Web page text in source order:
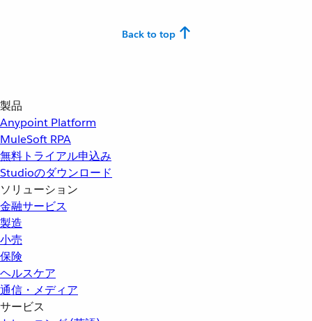
Back to top
製品
Anypoint Platform
MuleSoft RPA
無料トライアル申込み
Studioのダウンロード
ソリューション
金融サービス
製造
小売
保険
ヘルスケア
通信・メディア
サービス